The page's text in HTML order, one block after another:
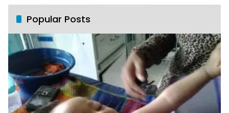
Popular Posts